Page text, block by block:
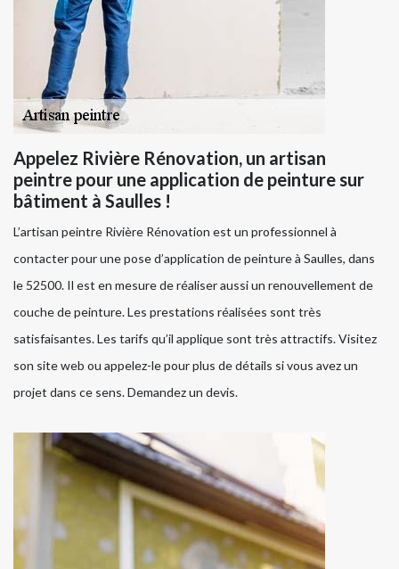
Appelez Rivière Rénovation, un artisan
peintre pour une application de peinture sur
bâtiment à Saulles !
L’artisan peintre Rivière Rénovation est un professionnel à
contacter pour une pose d’application de peinture à Saulles, dans
le 52500. Il est en mesure de réaliser aussi un renouvellement de
couche de peinture. Les prestations réalisées sont très
satisfaisantes. Les tarifs qu’il applique sont très attractifs. Visitez
son site web ou appelez-le pour plus de détails si vous avez un
projet dans ce sens. Demandez un devis.